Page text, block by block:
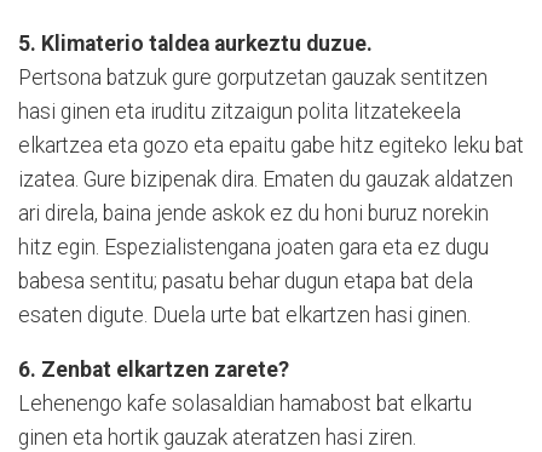
5. Klimaterio taldea aurkeztu duzue.
Pertsona batzuk gure gorputzetan gauzak sentitzen
hasi ginen eta iruditu zitzaigun polita litzatekeela
elkartzea eta gozo eta epaitu gabe hitz egiteko leku bat
izatea. Gure bizipenak dira. Ematen du gauzak aldatzen
ari direla, baina jende askok ez du honi buruz norekin
hitz egin. Espezialistengana joaten gara eta ez dugu
babesa sentitu; pasatu behar dugun etapa bat dela
esaten digute. Duela urte bat elkartzen hasi ginen.
6. Zenbat elkartzen zarete?
Lehenengo kafe solasaldian hamabost bat elkartu
ginen eta hortik gauzak ateratzen hasi ziren.